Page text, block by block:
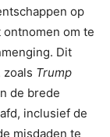
op
om te
Dit
Trump
de brede
inclusief de
misdaden te